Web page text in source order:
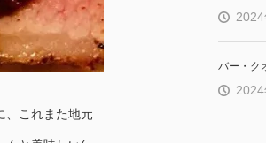
、これまた地元
バー・ク